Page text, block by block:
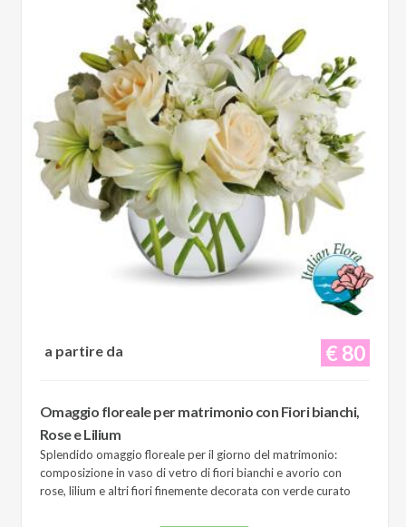
€ 80
a partire da
Omaggio floreale per matrimonio con Fiori bianchi,
Rose e Lilium
Splendido omaggio floreale per il giorno del matrimonio:
composizione in vaso di vetro di fiori bianchi e avorio con
rose, lilium e altri fiori finemente decorata con verde curato